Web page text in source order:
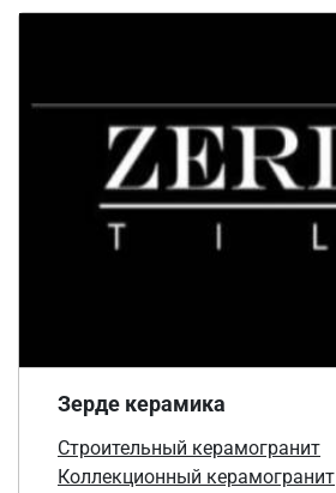
Зерде керамика
Строительный керамогранит
Коллекционный керамогранит